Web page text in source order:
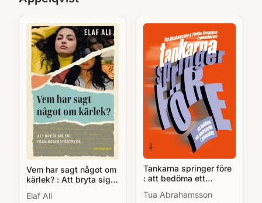
Skaraborg där Kristina också är bosatt.
Vem har sagt något om
kärlek? : Att bryta sig
Elaf Ali
Tankarna springer före
: att bedöma ett
Tua Abrahamsson